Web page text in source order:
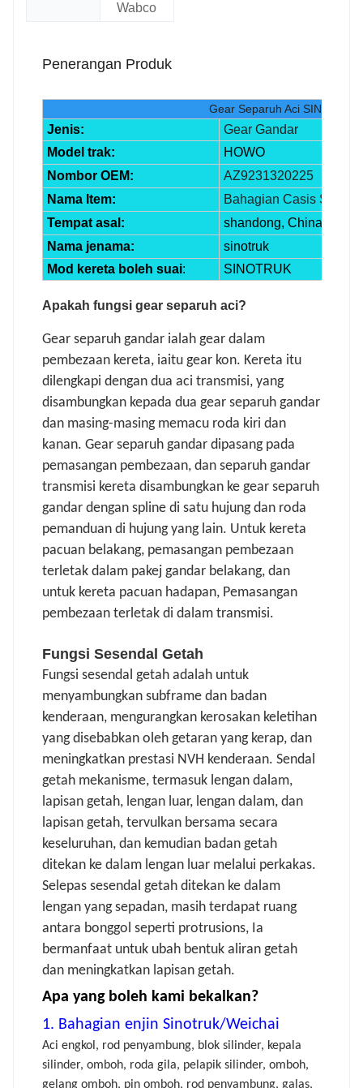
Wabco
Penerangan Produk
Gear Separuh Aci
Jenis:
Gear Gandar
Model trak:
HOWO
Nombor OEM:
AZ9231320225
Nama Item:
Bahagian Casis
Tempat asal:
shandong, China
Nama jenama:
sinotruk
Mod kereta boleh suai: SINOTRUK
Apakah fungsi gear separuh aci?
Gear separuh gandar ialah gear dalam
pembezaan kereta, iaitu gear kon. Kereta itu
dilengkapi dengan dua aci transmisi, yang
disambungkan kepada dua gear separuh gandar
dan masing-masing memacu roda kiri dan
kanan. Gear separuh gandar dipasang pada
pemasangan pembezaan, dan separuh gandar
transmisi kereta disambungkan ke gear separuh
gandar dengan spline di satu hujung dan roda
pemanduan di hujung yang lain. Untuk kereta
pacuan belakang, pemasangan pembezaan
terletak dalam pakej gandar belakang, dan
untuk kereta pacuan hadapan, Pemasangan
pembezaan terletak di dalam transmisi.
Fungsi Sesendal Getah
Fungsi sesendal getah adalah untuk
menyambungkan subframe dan badan
kenderaan, mengurangkan kerosakan keletihan
yang disebabkan oleh getaran yang kerap, dan
meningkatkan prestasi NVH kenderaan. Sendal
getah mekanisme, termasuk lengan dalam,
lapisan getah, lengan luar, lengan dalam, dan
lapisan getah, tervulkan bersama secara
keseluruhan, dan kemudian badan getah
ditekan ke dalam lengan luar melalui perkakas.
Selepas sesendal getah ditekan ke dalam
lengan yang sepadan, masih terdapat ruang
antara bonggol seperti protrusions, Ia
bermanfaat untuk ubah bentuk aliran getah
dan meningkatkan lapisan getah.
Apa yang boleh kami bekalkan?
1. Bahagian enjin Sinotruk/Weichai
Aci engkol, rod penyambung, blok silinder, kepala
silinder, omboh, roda gila, pelapik silinder, omboh,
gelang omboh, pin omboh, rod penyambung, galas,